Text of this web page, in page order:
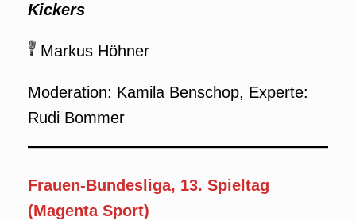
Kickers
Markus Höhner
Moderation: Kamila Benschop, Experte:
Rudi Bommer
Frauen-Bundesliga, 13. Spieltag
(Magenta Sport)